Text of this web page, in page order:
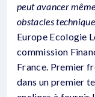
peut avancer
obstacles
Europe Ecologie
commission
France. Premier
dans un premier